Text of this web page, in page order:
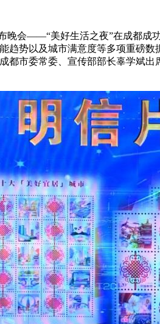
全景新闻
第二次
雪道路 足球道路
旅游 科普 健康 乐龄 阅读
海洋
会——“美好生活之夜”在成都成
势以及城市满意度等多项重磅
市委常委、宣传部部长辜学斌